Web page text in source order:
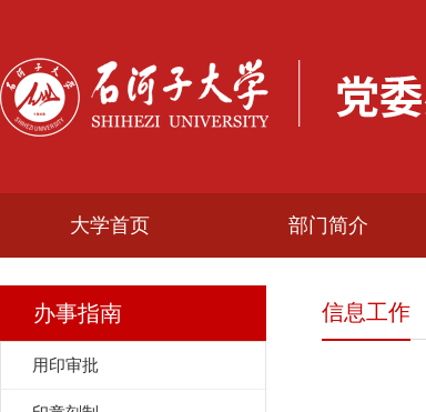
大学首页 部门简介
办事指南
用印审批
信息工作